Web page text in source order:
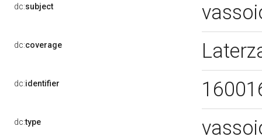
dc:subject
dc:coverage
dc:identifier
dc:type